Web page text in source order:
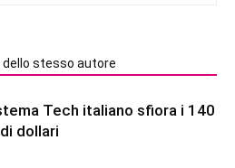
dello stesso autore
Tech italiano sfiora i 140
dollari